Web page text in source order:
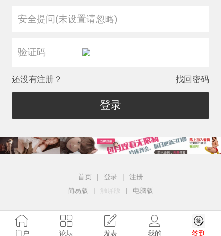
安全提问(未设置请忽略)
还没有注册？ 找回密码
登录
首页 | 登录 |
注册
简易版
| 触屏版 | 电脑版
门户 论坛 发表 我的 签到